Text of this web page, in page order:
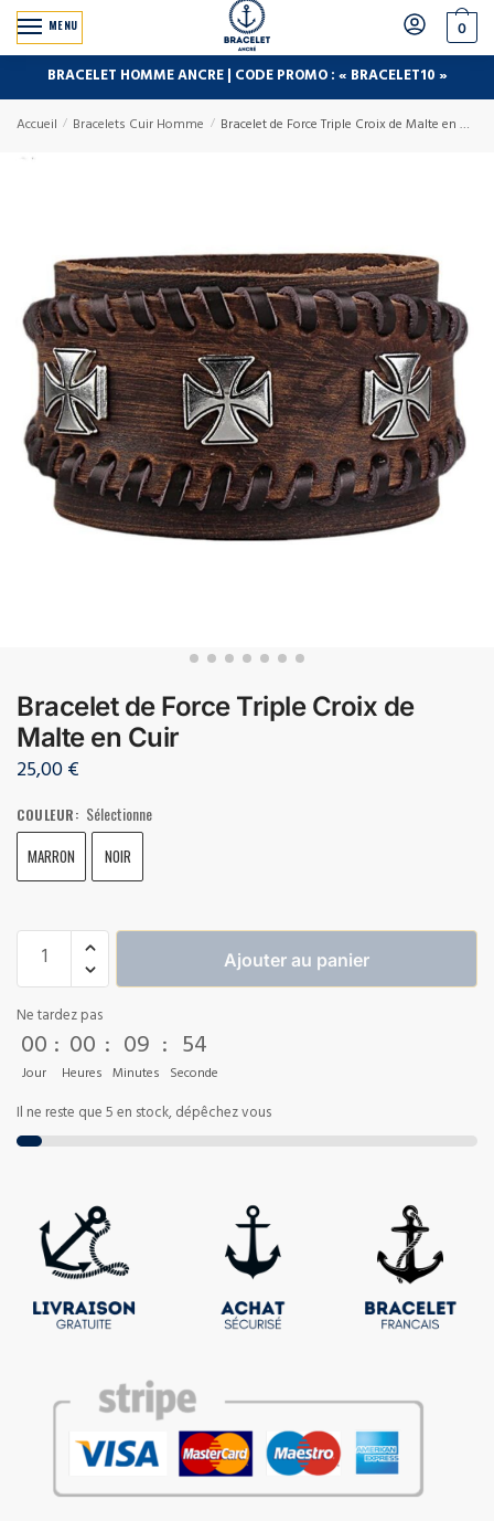
MENU 0
BRACELET HOMME ANCRE | CODE PROMO : « BRACELET10 »
Accueil / Bracelets Cuir Homme / Bracelet de Force Triple Croix de Malte en Cuir
Bracelet de Force Triple Croix de
Malte en Cuir
25,00€
COULEUR: Sélectionne
MARRON NOIR
Ajouter au panier
Ne tardez pas
00
Jour
: 00
Heures
: 09
Minutes
: 52
Seconde
Il ne reste que 5 en stock, dépêchez vous